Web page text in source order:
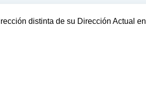
distinta de su Dirección Actual en